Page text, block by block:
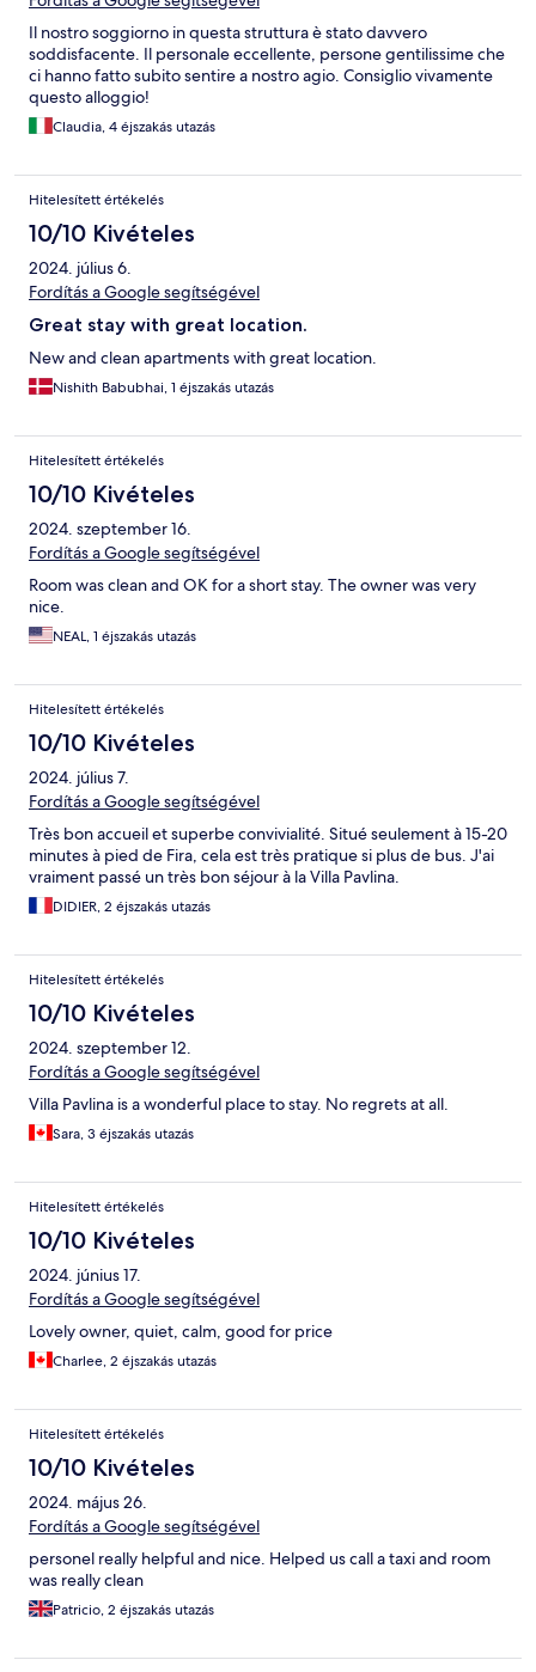
Il nostro soggiorno in questa struttura è stato davvero
soddisfacente. Il personale eccellente, persone gentilissime che
ci hanno fatto subito sentire a nostro agio. Consiglio vivamente
questo alloggio!
Claudia, 4 éjszakás utazás
Hitelesített értékelés
10/10 Kivételes
2024. július 6.
Fordítás a Google segítségével
Great stay with great location.
New and clean apartments with great location.
Nishith Babubhai, 1 éjszakás utazás
Hitelesített értékelés
10/10 Kivételes
2024. szeptember 16.
Fordítás a Google segítségével
Room was clean and OK for a short stay. The owner was very
nice.
NEAL, 1 éjszakás utazás
Hitelesített értékelés
10/10 Kivételes
2024. július 7.
Fordítás a Google segítségével
Très bon accueil et superbe convivialité. Situé seulement à 15-20
minutes à pied de Fira, cela est très pratique si plus de bus. J'ai
vraiment passé un très bon séjour à la Villa Pavlina.
DIDIER, 2 éjszakás utazás
Hitelesített értékelés
10/10 Kivételes
2024. szeptember 12.
Fordítás a Google segítségével
Villa Pavlina is a wonderful place to stay. No regrets at all.
Sara, 3 éjszakás utazás
Hitelesített értékelés
10/10 Kivételes
2024. június 17.
Fordítás a Google segítségével
Lovely owner, quiet, calm, good for price
Charlee, 2 éjszakás utazás
Hitelesített értékelés
10/10 Kivételes
2024. május 26.
Fordítás a Google segítségével
personel really helpful and nice. Helped us call a taxi and room
was really clean
Patricio, 2 éjszakás utazás